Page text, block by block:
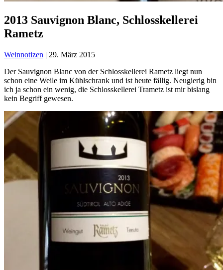
2013 Sauvignon Blanc, Schlosskellerei
Rametz
Weinnotizen | 29. März 2015
Der Sauvignon Blanc von der Schlosskellerei Rametz liegt nun
schon eine Weile im Kühlschrank und ist heute fällig. Neugierig bin
ich ja schon ein wenig, die Schlosskellerei Trametz ist mir bislang
kein Begriff gewesen.